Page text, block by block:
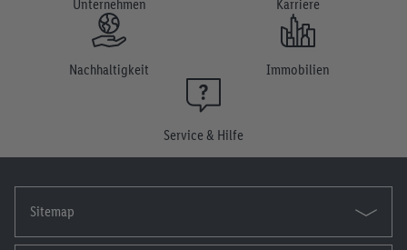
Unternehmen Karriere
Nachhaltigkeit Immobilien
Service & Hilfe
Sitemap
Einwilligung jederzeit mit Wirkung für die Zukunft zu
widerrufen, findest du in unseren
Datenschutzbestimmungen
Die Impressen findest du hier.